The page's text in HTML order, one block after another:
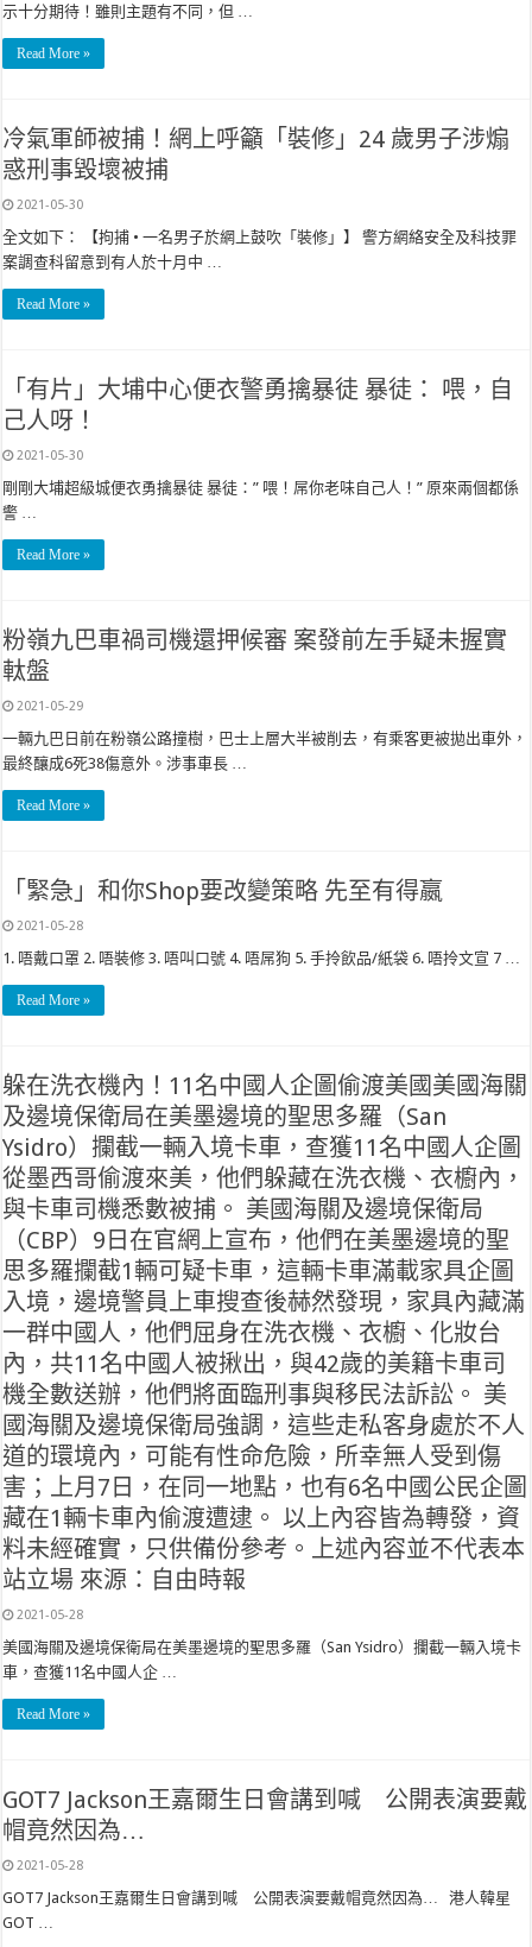
示十分期待！雖則主題有不同，但 …
Read More »
冷氣軍師被捕！網上呼籲「裝修」24 歲男子涉煽
惑刑事毀壞被捕
2021-05-30
全文如下： 【拘捕 • 一名男子於網上鼓吹「裝修」】 警方網絡安全及科技罪
案調查科留意到有人於十月中 …
Read More »
「有片」大埔中心便衣警勇擒暴徒 暴徒： 喂，自
己人呀！
2021-05-30
剛剛大埔超級城便衣勇擒暴徒 暴徒：” 喂！屌你老味自己人！” 原來兩個都係
警 …
Read More »
粉嶺九巴車禍司機還押候審 案發前左手疑未握實
軚盤
2021-05-29
一輛九巴日前在粉嶺公路撞樹，巴士上層大半被削去，有乘客更被拋出車外，
最終釀成6死38傷意外。涉事車長 …
Read More »
「緊急」和你Shop要改變策略 先至有得嬴
2021-05-28
1. 唔戴口罩 2. 唔裝修 3. 唔叫口號 4. 唔屌狗 5. 手拎飲品/紙袋 6. 唔拎文宣 7 …
Read More »
躲在洗衣機內！11名中國人企圖偷渡美國美國海關
及邊境保衛局在美墨邊境的聖思多羅（San
Ysidro）攔截一輛入境卡車，查獲11名中國人企圖
從墨西哥偷渡來美，他們躲藏在洗衣機、衣櫥內，
與卡車司機悉數被捕。 美國海關及邊境保衛局
（CBP）9日在官網上宣布，他們在美墨邊境的聖
思多羅攔截1輛可疑卡車，這輛卡車滿載家具企圖
入境，邊境警員上車搜查後赫然發現，家具內藏滿
一群中國人，他們屈身在洗衣機、衣櫥、化妝台
內，共11名中國人被揪出，與42歲的美籍卡車司
機全數送辦，他們將面臨刑事與移民法訴訟。 美
國海關及邊境保衛局強調，這些走私客身處於不人
道的環境內，可能有性命危險，所幸無人受到傷
害；上月7日，在同一地點，也有6名中國公民企圖
藏在1輛卡車內偷渡遭逮。 以上內容皆為轉發，資
料未經確實，只供備份參考。上述內容並不代表本
站立場 來源：自由時報
2021-05-28
美國海關及邊境保衛局在美墨邊境的聖思多羅（San Ysidro）攔截一輛入境卡
車，查獲11名中國人企 …
Read More »
GOT7 Jackson王嘉爾生日會講到喊 公開表演要戴
帽竟然因為…
2021-05-28
GOT7 Jackson王嘉爾生日會講到喊 公開表演要戴帽竟然因為… 港人韓星
GOT …